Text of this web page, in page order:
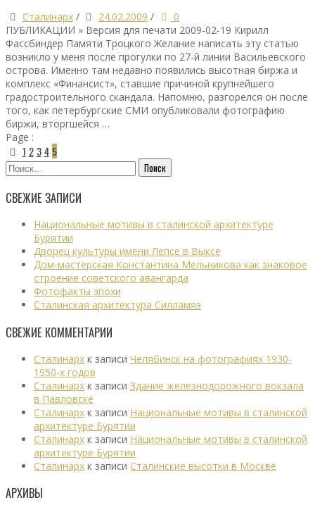
Сталинарх / 24.02.2009 /
0
ПУБЛИКАЦИИ » Версия для печати 2009-02-19 Кирилл
Фассбиндер Памяти Троцкого Желание написать эту статью
возникло у меня после прогулки по 27-й линии Васильевского
острова. Именно там недавно появились высотная биржа и
комплекс «Финансист», ставшие причиной крупнейшего
градостроительного скандала. Напомню, разгорелся он после
того, как петербургские СМИ опубликовали фотографию
биржи, вторгшейся …
Page :
1 2 3 4 5
Найти:
СВЕЖИЕ ЗАПИСИ
Национальные мотивы в сталинской архитектуре
Бурятии
Дворец культуры имени Лепсе в Выксе
Дом-мастерская Константина Мельникова как знаковое
строение советского авангарда
Фотофакты эпохи
Сталинская архитектура Силламяэ
СВЕЖИЕ КОММЕНТАРИИ
Сталинарх к записи Челябинск на фотографиях 1930-
1950-х годов
Сталинарх к записи Здание железнодорожного вокзала
в Павловске
Сталинарх к записи Национальные мотивы в сталинской
архитектуре Бурятии
Сталинарх к записи Национальные мотивы в сталинской
архитектуре Бурятии
Сталинарх к записи Сталинские высотки в Москве
АРХИВЫ